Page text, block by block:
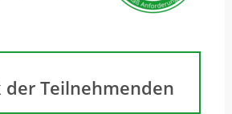
der Teilnehmenden